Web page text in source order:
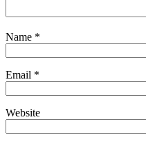
Name *
Email *
Website